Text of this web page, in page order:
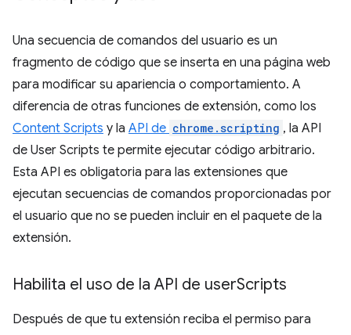
Una secuencia de comandos del usuario es un
fragmento de código que se inserta en una página web
para modificar su apariencia o comportamiento. A
diferencia de otras funciones de extensión, como los
Content Scripts y la API de chrome.scripting , la API
de User Scripts te permite ejecutar código arbitrario.
Esta API es obligatoria para las extensiones que
ejecutan secuencias de comandos proporcionadas por
el usuario que no se pueden incluir en el paquete de la
extensión.
Habilita el uso de la API de userScripts
Después de que tu extensión reciba el permiso para